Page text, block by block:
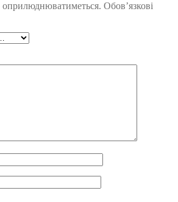
Обов’язкові